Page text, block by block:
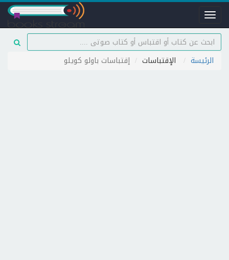
Toggle
navigation
الرئيسة الإقتباسات إقتباسات باولو كويلو